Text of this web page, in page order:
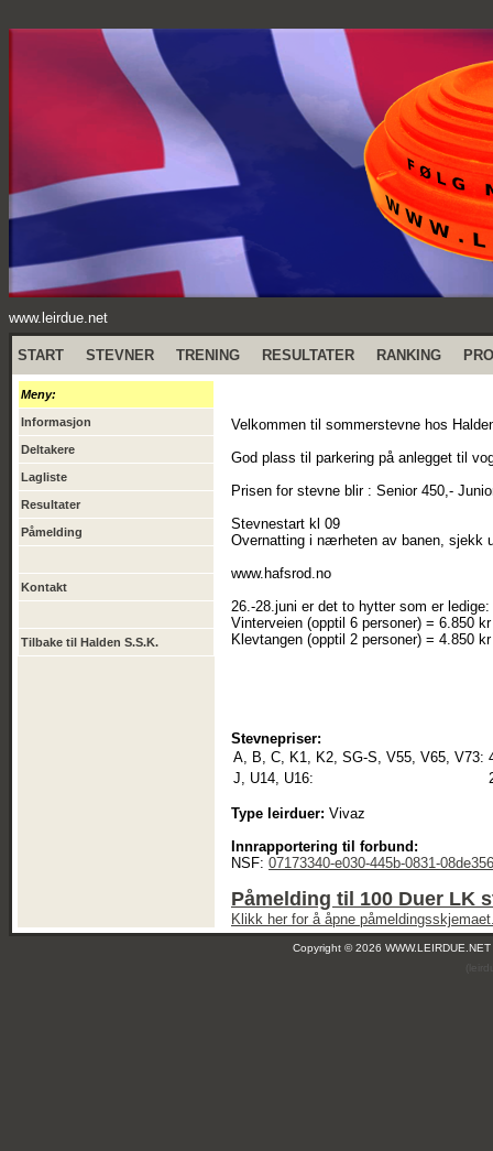
www.leirdue.net
START STEVNER TRENING RESULTATER RANKING
Meny:
Informasjon
Deltakere
Lagliste
Resultater
Påmelding
Kontakt
Tilbake til Halden S.S.K.
Velkommen til sommerstevne hos
God plass til parkering på anlegget til
Prisen for stevne blir : Senior 450,-
Stevnestart kl 09
Overnatting i nærheten av banen, sjekk
www.hafsrod.no
26.-28.juni er det to hytter som er ledige:
Vinterveien (opptil 6 personer) = 6.850
Klevtangen (opptil 2 personer) = 4.850
Stevnepriser:
A, B, C, K1, K2, SG-S, V55, V65, V73:
J, U14, U16:
Type leirduer: Vivaz
Innrapportering til forbund:
NSF: 07173340-e030-445b-0831-
Påmelding til 100 Duer LK
Klikk her for å åpne
Copyright © 2026